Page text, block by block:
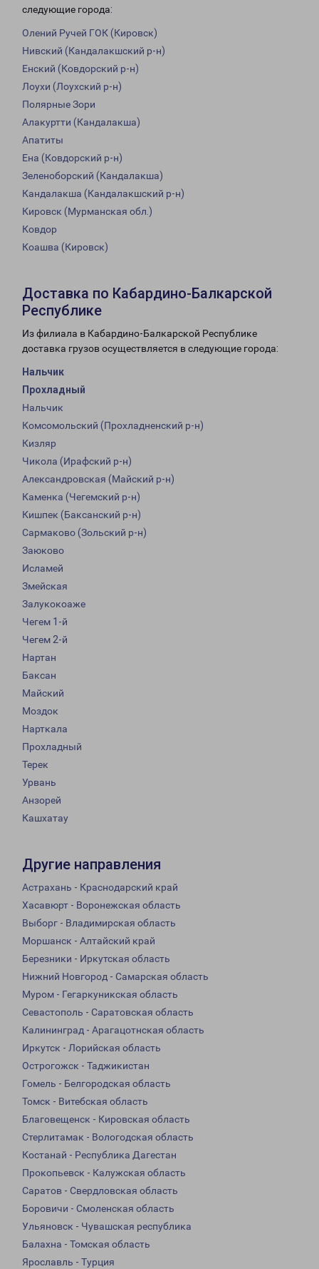
следующие города:
Олений Ручей ГОК (Кировск)
Нивский (Кандалакшский р-н)
Енский (Ковдорский р-н)
Лоухи (Лоухский р-н)
Полярные Зори
Алакуртти (Кандалакша)
Апатиты
Ена (Ковдорский р-н)
Зеленоборский (Кандалакша)
Кандалакша (Кандалакшский р-н)
Кировск (Мурманская обл.)
Ковдор
Коашва (Кировск)
Доставка по Кабардино-Балкарской
Республике
Из филиала в Кабардино-Балкарской Республике
доставка грузов осуществляется в следующие города:
Нальчик
Прохладный
Нальчик
Комсомольский (Прохладненский р-н)
Кизляр
Чикола (Ирафский р-н)
Александровская (Майский р-н)
Каменка (Чегемский р-н)
Кишпек (Баксанский р-н)
Сармаково (Зольский р-н)
Заюково
Исламей
Змейская
Залукокоаже
Чегем 1-й
Чегем 2-й
Нартан
Баксан
Майский
Моздок
Нарткала
Прохладный
Терек
Урвань
Анзорей
Кашхатау
Другие направления
Астрахань - Краснодарский край
Хасавюрт - Воронежская область
Выборг - Владимирская область
Моршанск - Алтайский край
Березники - Иркутская область
Нижний Новгород - Самарская область
Муром - Гегаркуникская область
Севастополь - Саратовская область
Калининград - Арагацотнская область
Иркутск - Лорийская область
Острогожск - Таджикистан
Гомель - Белгородская область
Томск - Витебская область
Благовещенск - Кировская область
Стерлитамак - Вологодская область
Костанай - Республика Дагестан
Прокопьевск - Калужская область
Саратов - Свердловская область
Боровичи - Смоленская область
Ульяновск - Чувашская республика
Балахна - Томская область
Ярославль - Турция